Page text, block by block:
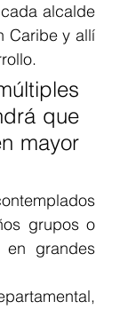
alcalde
Caribe y allí
que
mayor
grupos o
en grandes